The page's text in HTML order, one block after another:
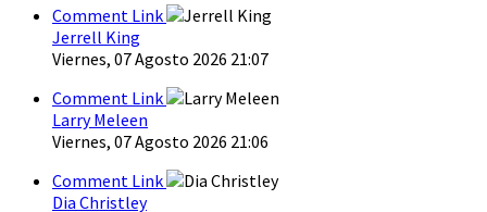
Comment Link
Jerrell King
Viernes, 07 Agosto 2026 21:07
Comment Link
Larry Meleen
Viernes, 07 Agosto 2026 21:06
Comment Link
Dia Christley